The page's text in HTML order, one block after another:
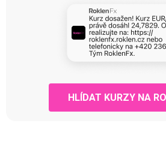
HLÍDAT KURZY NA